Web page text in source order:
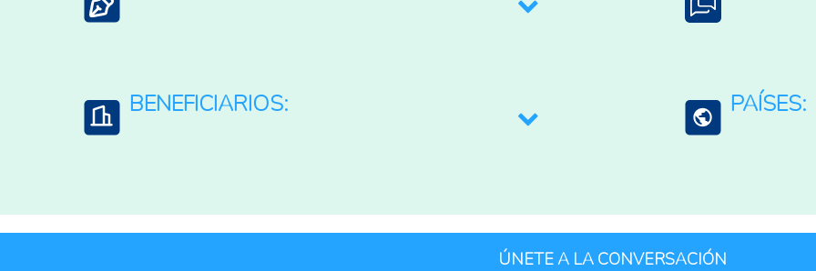
Agricultura
BENEFICIARIOS: PAÍSES:
ÚNETE A LA CONVERSACIÓN